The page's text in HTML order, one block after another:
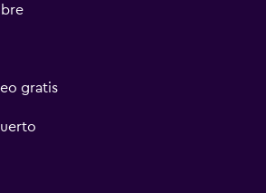
gratis